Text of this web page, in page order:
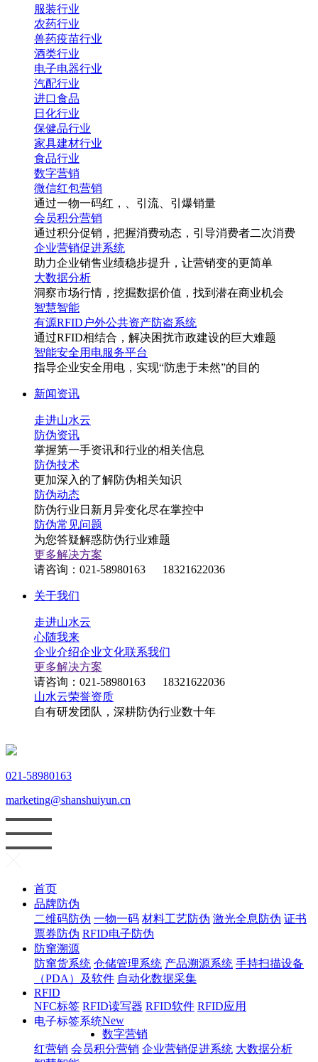
服装行业
农药行业
兽药疫苗行业
酒类行业
电子电器行业
汽配行业
进口食品
日化行业
保健品行业
家具建材行业
食品行业
数字营销
微信红包营销
通过一物一码红 ，
、引流、引爆销量
会员积分营销
通过积分促销，把握消费动态，引导消费者二次消费
企业营销促进系统
助力企业销售业绩稳步提升，让营销变的更简单
大数据分析
洞察市场行情，挖掘数据价值，找到潜在商业机会
智慧智能
有源RFID户外公共资产防盗系统
通过RFID相结合，解决困扰市政建设的巨大难题
智能安全用电服务平台
指导企业安全用电，实现“防患于未然”的目的
新闻资讯
走进山水云
防伪资讯
掌握第一手资讯和行业的相关信息
防伪技术
更加深入的了解防伪相关知识
防伪动态
防伪行业日新月异变化尽在掌控中
防伪常见问题
为您答疑解惑防伪行业难题
更多解决方案
请咨询：021-58980163 18321622036
关于我们
走进山水云
心随我来
企业介绍企业文化联系我们
更多解决方案
请咨询：021-58980163 18321622036
山水云荣誉资质
自有研发团队，深耕防伪行业数十年
021-58980163
marketing@shanshuiyun.cn
首页
品牌防伪
二维码防伪 一物一码 材料工艺防伪 激光全息防伪 证书
票券防伪 RFID电子防伪
防窜溯源
防窜货系统 仓储管理系统 产品溯源系统 手持扫描设备
（PDA）及软件 自动化数据采集
RFID
NFC标签 RFID读写器 RFID软件 RFID应用
电子标签系统New
数字营销
红营销 会员积分营销 企业营销促进系统 大数据分析